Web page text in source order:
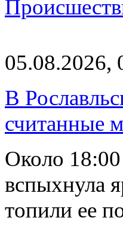
05.08.2026,
В
считанные
Около 18:00
вспыхнула
топили ее